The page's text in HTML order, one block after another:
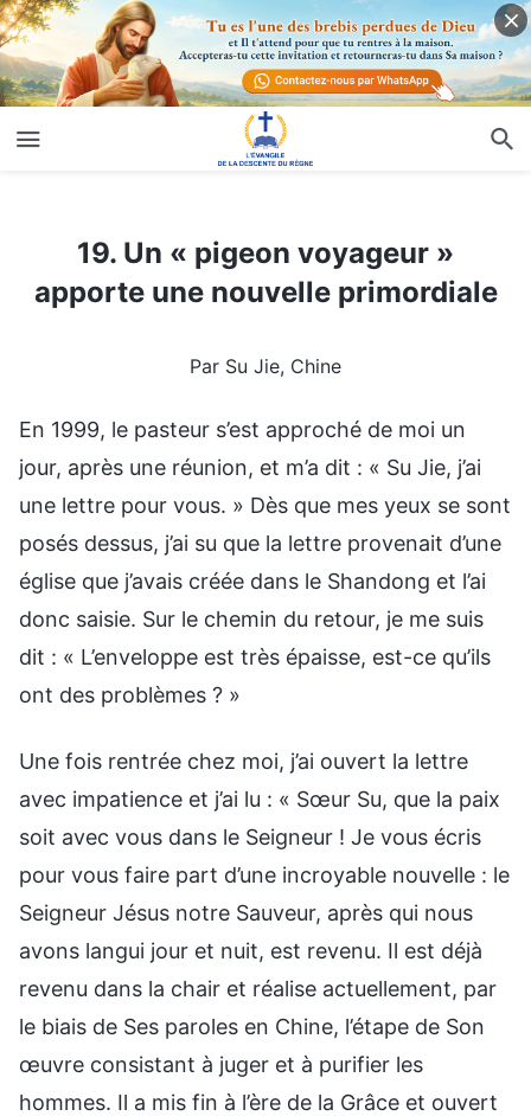
19. Un « pigeon voyageur »
apporte une nouvelle primordiale
Par Su Jie, Chine
En 1999, le pasteur s’est approché de moi un
jour, après une réunion, et m’a dit : « Su Jie, j’ai
une lettre pour vous. » Dès que mes yeux se sont
posés dessus, j’ai su que la lettre provenait d’une
église que j’avais créée dans le Shandong et l’ai
donc saisie. Sur le chemin du retour, je me suis
dit : « L’enveloppe est très épaisse, est-ce qu’ils
ont des problèmes ? »
Une fois rentrée chez moi, j’ai ouvert la lettre
avec impatience et j’ai lu : « Sœur Su, que la paix
soit avec vous dans le Seigneur ! Je vous écris
pour vous faire part d’une incroyable nouvelle : le
Seigneur Jésus notre Sauveur, après qui nous
avons langui jour et nuit, est revenu. Il est déjà
revenu dans la chair et réalise actuellement, par
le biais de Ses paroles en Chine, l’étape de Son
œuvre consistant à juger et à purifier les
hommes. Il a mis fin à l’ère de la Grâce et ouvert